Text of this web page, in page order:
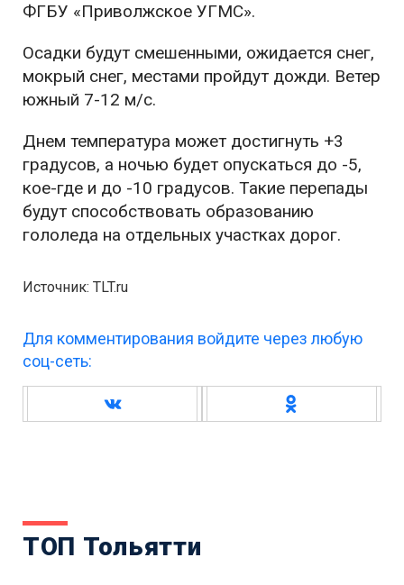
ФГБУ «Приволжское УГМС».
Осадки будут смешенными, ожидается снег,
мокрый снег, местами пройдут дожди. Ветер
южный 7-12 м/с.
Днем температура может достигнуть +3
градусов, а ночью будет опускаться до -5,
кое-где и до -10 градусов. Такие перепады
будут способствовать образованию
гололеда на отдельных участках дорог.
Источник: TLT.ru
Для комментирования войдите через любую
соц-сеть:
ТОП Тольятти